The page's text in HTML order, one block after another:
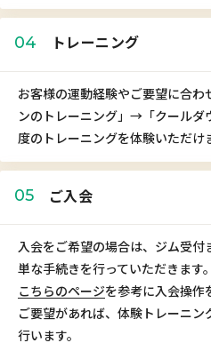
04 トレーニング
お客様の運動経験やご要望に合
ンのトレーニング」→「クールダ
度のトレーニングを体験いただけ
05 ご入会
入会をご希望の場合は、ジム受
単な手続きを行っていただきます。
こちらのページを参考に入会操作
ご要望があれば、体験トレーニ
行います。